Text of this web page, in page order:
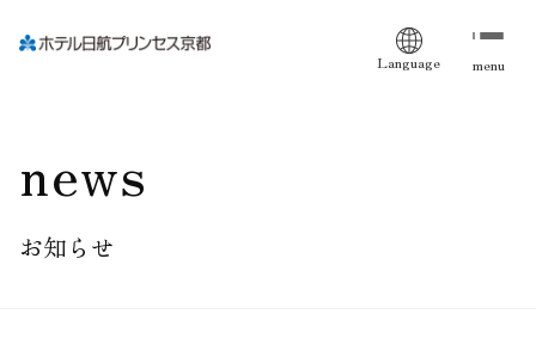
Language menu
news
お知らせ